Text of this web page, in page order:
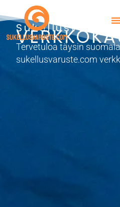
Tervetuloa täysin
sukellusvaruste.com